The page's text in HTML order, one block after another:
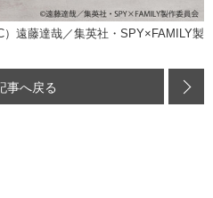
遠藤達哉／集英社・SPY×FAMILY製
事へ戻る